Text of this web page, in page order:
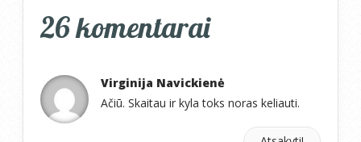
26 komentarai
Virginija Navickienė
Ačiū. Skaitau ir kyla toks noras keliauti.